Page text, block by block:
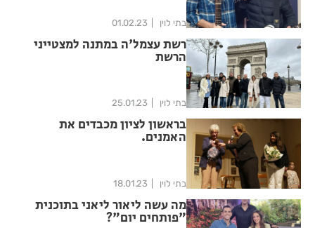
בתי לוין 01.02.23
רשת עצמל'ה במתנה למצטייני
הרשת
בתי לוין 25.01.23
בראשון לציון מכבדים את
האמנים.
בתי לוין 18.01.23
מה עשה ליאור ליאני בתוכנית
"פותחים יום"?